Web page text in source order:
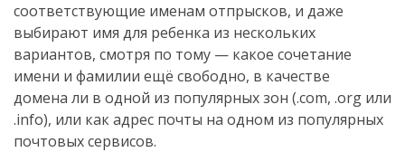
соответствующие именам отпрысков, и даже
выбирают имя для ребенка из нескольких
вариантов, смотря по тому — какое сочетание
имени и фамилии ещё свободно, в качестве
домена ли в одной из популярных зон (.com, .org или
.info), или как адрес почты на одном из популярных
почтовых сервисов.